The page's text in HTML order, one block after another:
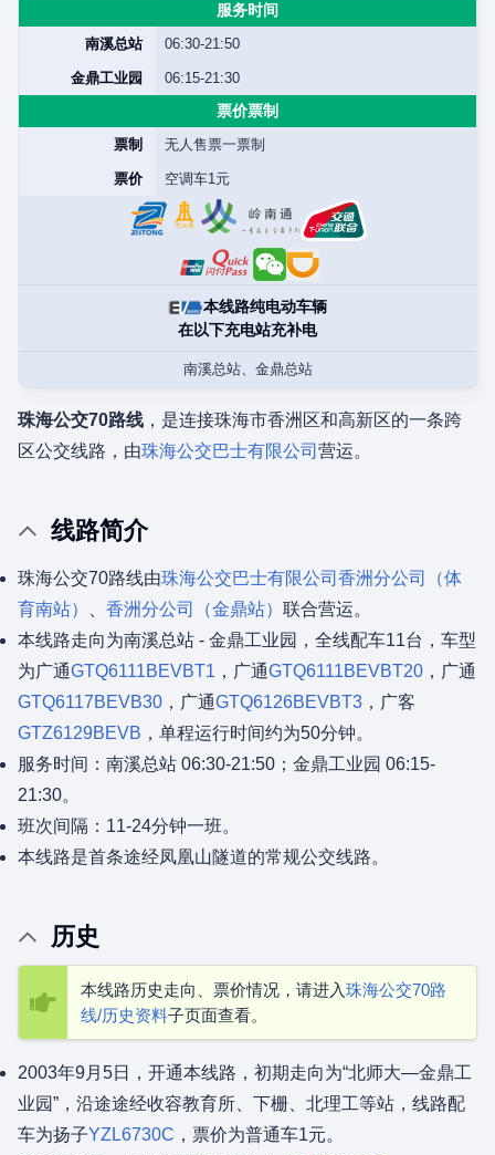
服务时间
南溪总站 06:30-21:50
金鼎工业园 06:15-21:30
票价票制
票制 无人售票一票制
票价 空调车1元
本线路纯电动车辆
在以下充电站充补电
南溪总站、金鼎总站
珠海公交70路线 ，是连接珠海市香洲区和高新区的一条跨
区公交线路，由珠海公交巴士有限公司 营运。
线路简介
珠海公交70路线由珠海公交巴士有限公司 香洲分公司（体
育南站）
香洲分公司（金鼎站） 联合营运。
本线路走向为南溪总站 - 金鼎工业园，全线配车11台，车型
为广通GTQ6111BEVBT1 ，广通GTQ6111BEVBT20 ，广通
GTQ6117BEVB30 ，广通GTQ6126BEVBT3 ，广客
GTZ6129BEVB ，单程运行时间约为50分钟。
服务时间：南溪总站 06:30-21:50；金鼎工业园 06:15-
21:30。
班次间隔：11-24分钟一班。
本线路是首条途经凤凰山隧道的常规公交线路。
历史
本线路历史走向、票价情况，请进入珠海公交70路
线/历史资料子页面查看。
2003年9月5日，开通本线路，初期走向为“北师大—金鼎工
业园”，沿途途经收容教育所、下栅、北理工等站，线路配
车为扬子YZL6730C ，票价为普通车1元。